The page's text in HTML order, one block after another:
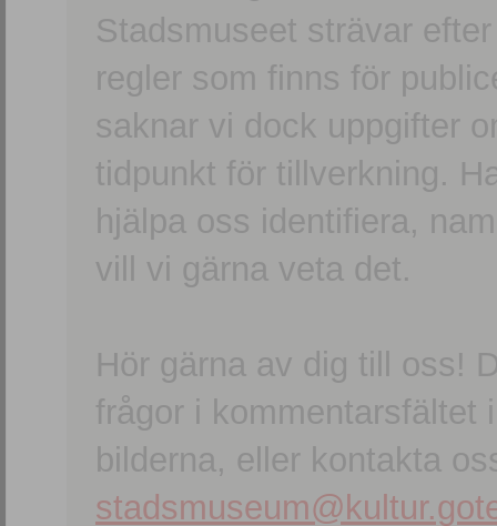
Stadsmuseet strävar
regler som finns för
saknar vi dock uppgifter
tidpunkt för tillverkning.
hjälpa oss identifiera,
vill vi gärna veta det.
Hör gärna av dig till oss!
frågor i kommentarsfältet
bilderna, eller kontakta